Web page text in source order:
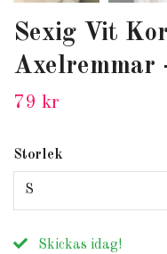
Sexig Vit
Axelremmar
79 kr
Storlek
S
Skickas idag!